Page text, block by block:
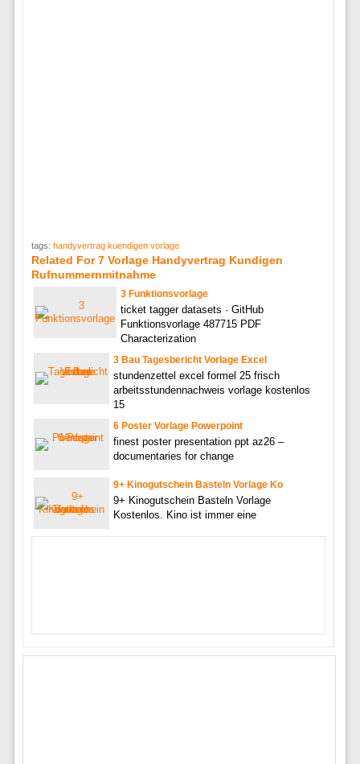
tags: handyvertrag kuendigen vorlage
Related For 7 Vorlage Handyvertrag Kundigen
Rufnummernmitnahme
3 Funktionsvorlage
ticket tagger datasets · GitHub
Funktionsvorlage 487715 PDF
Characterization
3 Bau Tagesbericht Vorlage Excel
stundenzettel excel formel 25 frisch
arbeitsstundennachweis vorlage kostenlos
15
6 Poster Vorlage Powerpoint
finest poster presentation ppt az26 –
documentaries for change
9+ Kinogutschein Basteln Vorlage Ko
9+ Kinogutschein Basteln Vorlage
Kostenlos. Kino ist immer eine